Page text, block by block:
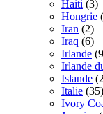
Haiti (3)
Hongrie
Iran (2)
Iraq (6)
Irlande
Irlande
Islande
Italie (35)
Ivory